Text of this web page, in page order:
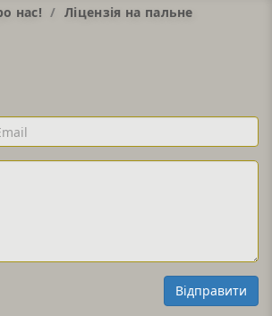
нас! Ліцензія на пальне
Відправити